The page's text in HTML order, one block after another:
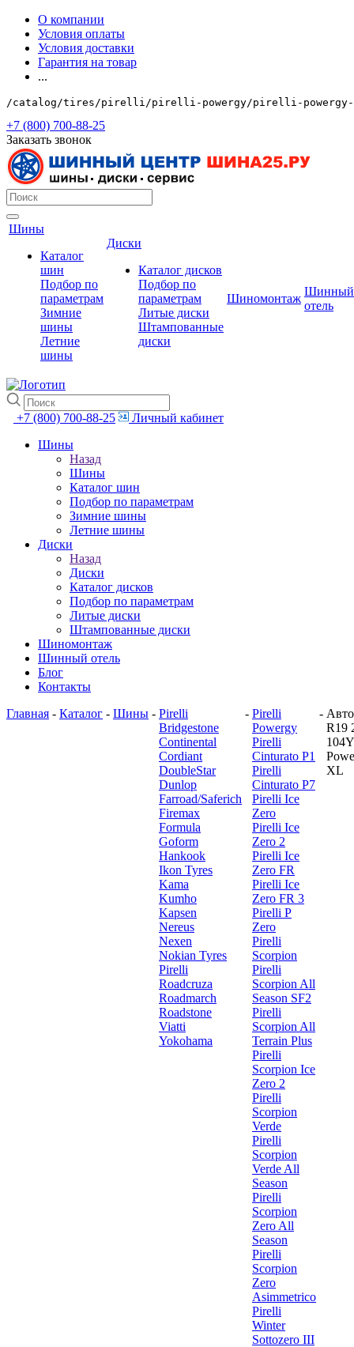
О компании
Условия оплаты
Условия доставки
Гарантия на товар
...
/catalog/tires/pirelli/pirelli-powergy/pirelli-powergy-
+7 (800) 700-88-25
Заказать звонок
Шины
Каталог
шин
Подбор по
параметрам
Зимние
шины
Летние
шины
Диски
Каталог дисков
Подбор по
параметрам
Литые диски
Штампованные
диски
Шиномонтаж
Шинный
отель
+7 (800) 700-88-25
Личный кабинет
Шины
Назад
Шины
Каталог шин
Подбор по параметрам
Зимние шины
Летние шины
Диски
Назад
Диски
Каталог дисков
Подбор по параметрам
Литые диски
Штампованные диски
Шиномонтаж
Шинный отель
Блог
Контакты
Главная - Каталог - Шины - Pirelli
Bridgestone
Continental
Cordiant
DoubleStar
Dunlop
Farroad/Saferich
Firemax
Formula
Goform
Hankook
Ikon Tyres
Kama
Kumho
Kapsen
Nereus
Nexen
Nokian Tyres
Pirelli
Roadcruza
Roadmarch
Roadstone
Viatti
Yokohama
- Pirelli
Powergy
Pirelli
Cinturato P1
Pirelli
Cinturato P7
Pirelli Ice
Zero
Pirelli Ice
Zero 2
Pirelli Ice
Zero FR
Pirelli Ice
Zero FR 3
Pirelli P
Zero
Pirelli
Scorpion
Pirelli
Scorpion All
Season SF2
Pirelli
Scorpion All
Terrain Plus
Pirelli
Scorpion Ice
Zero 2
Pirelli
Scorpion
Verde
Pirelli
Scorpion
Verde All
Season
Pirelli
Scorpion
Zero All
Season
Pirelli
Scorpion
Zero
Asimmetrico
Pirelli
Winter
Sottozero III
-
R19
XL